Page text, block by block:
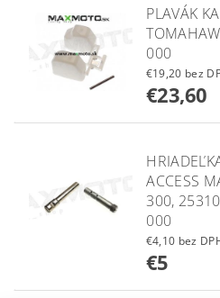
PLAVÁK
000
€19,20 bez
€23,60
ACCESS
300,
000
€4,10 bez
€5